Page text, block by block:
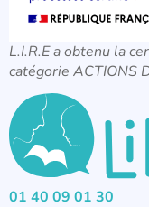
L.I.R.E a obtenu la
catégorie ACTIONS
01 40 09 01 30